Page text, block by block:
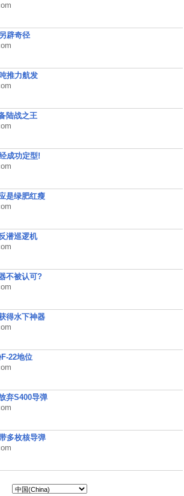
辟奇径
推力航发
陆战之王
成功定型!
是绿肥红瘦
潜巡逻机
不被认可?
得水下神器
22地位
弃S400导弹
多枚核导弹